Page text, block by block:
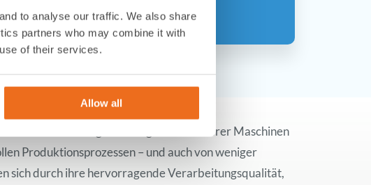
to analyse our traffic. We also share
partners who may combine it with
of their services.
Allow all
zuverlässigen Verfügbarkeit unserer Maschinen
Produktionsprozessen – und auch von weniger
sich durch ihre hervorragende Verarbeitungsqualität,